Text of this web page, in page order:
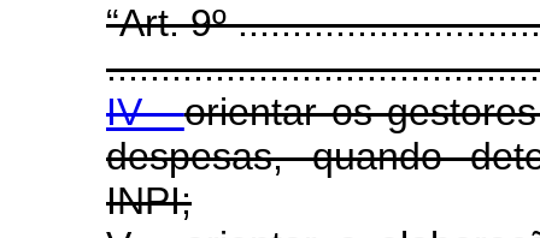
“Art. 9º
IV -orientar os
despesas, quando
INPI;